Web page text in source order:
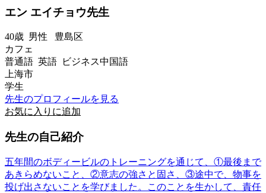
エン エイチョウ先生
40歳 男性 豊島区
カフェ
普通語 英語 ビジネス中国語
上海市
学生
先生のプロフィールを見る
お気に入りに追加
先生の自己紹介
五年間のボディービルのトレーニングを通じて、①最後まで
あきらめないこと、②意志の強さと固さ、③途中で、物事を
投げ出さないことを学びました。このことを生かして、責任